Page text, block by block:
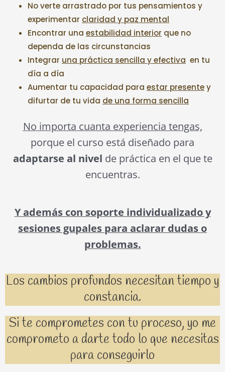
No verte arrastrado por tus pensamientos y
experimentar claridad y paz mental
Encontrar una estabilidad interior que no
dependa de las circunstancias
Integrar una práctica sencilla y efectiva en tu
día a día
Aumentar tu capacidad para estar presentey
difurtar de tu vida de una forma sencilla
No importa cuanta experiencia tengas,
porque el curso está diseñado para
adaptarse al nivel de práctica en el que te
encuentras.
Y además con soporte individualizado y
sesiones gupales para aclarar dudas o
problemas.
Los cambios profundos necesitan tiempo y
constancia.
Si te comprometes con tu proceso, yo me
comprometo a darte todo lo que necesitas
para conseguirlo